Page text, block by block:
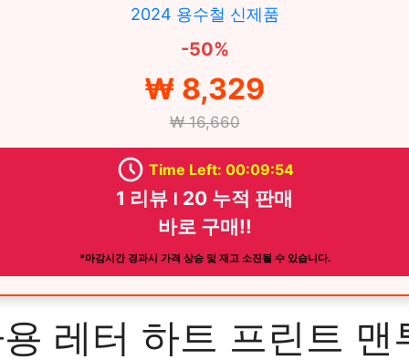
2024 용수철 신제품
-50%
₩ 8,329
₩ 16,660
Time Left: 00:09:53
1 리뷰 ౹ 20 누적 판매
바로 구매!!
*마감시간 경과시 가격 상승 및 재고 소진될 수 있습니다.
레터 하트 프린트 맨